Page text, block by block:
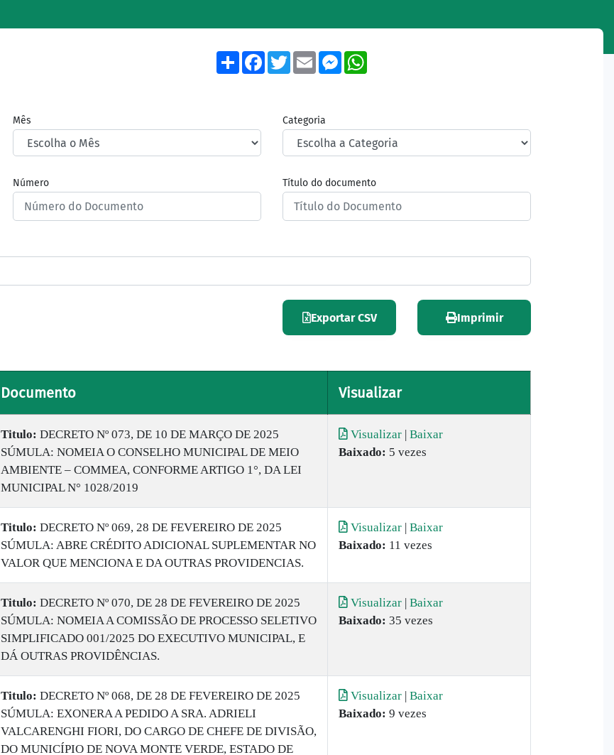
ShareFacebook
TwitterEmailMessenger
Mês Categoria
Número Título do documento
Exportar CSV Imprimir
Documento Visualizar
Titulo: DECRETO Nº 073, DE 10 DE MARÇO DE 2025
SÚMULA: NOMEIA O CONSELHO MUNICIPAL DE MEIO
AMBIENTE – COMMEA, CONFORME ARTIGO 1°, DA LEI
MUNICIPAL N° 1028/2019
Visualizar | Baixar
Baixado: 5 vezes
Titulo: DECRETO Nº 069, 28 DE FEVEREIRO DE 2025
SÚMULA: ABRE CRÉDITO ADICIONAL SUPLEMENTAR NO
VALOR QUE MENCIONA E DA OUTRAS PROVIDENCIAS.
Visualizar | Baixar
Baixado: 11 vezes
Titulo: DECRETO Nº 070, DE 28 DE FEVEREIRO DE 2025
SÚMULA: NOMEIA A COMISSÃO DE PROCESSO SELETIVO
SIMPLIFICADO 001/2025 DO EXECUTIVO MUNICIPAL, E
DÁ OUTRAS PROVIDÊNCIAS.
Visualizar | Baixar
Baixado: 35 vezes
Titulo: DECRETO Nº 068, DE 28 DE FEVEREIRO DE 2025
SÚMULA: EXONERA A PEDIDO A SRA. ADRIELI
VALCARENGHI FIORI, DO CARGO DE CHEFE DE DIVISÃO,
DO MUNICÍPIO DE NOVA MONTE VERDE, ESTADO DE
Visualizar | Baixar
Baixado: 9 vezes